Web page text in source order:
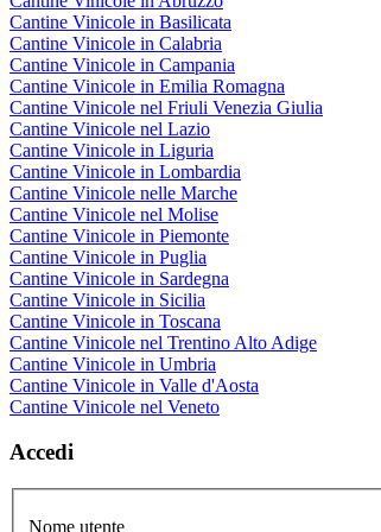
Cantine Vinicole in Basilicata
Cantine Vinicole in Calabria
Cantine Vinicole in Campania
Cantine Vinicole in Emilia Romagna
Cantine Vinicole nel Friuli Venezia Giulia
Cantine Vinicole nel Lazio
Cantine Vinicole in Liguria
Cantine Vinicole in Lombardia
Cantine Vinicole nelle Marche
Cantine Vinicole nel Molise
Cantine Vinicole in Piemonte
Cantine Vinicole in Puglia
Cantine Vinicole in Sardegna
Cantine Vinicole in Sicilia
Cantine Vinicole in Toscana
Cantine Vinicole nel Trentino Alto Adige
Cantine Vinicole in Umbria
Cantine Vinicole in Valle d'Aosta
Cantine Vinicole nel Veneto
Accedi
Nome utente